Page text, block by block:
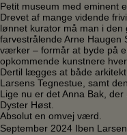
Petit museum med eminent
Drevet af mange vidende
lønnet kurator må man i
farvestrålende Arne
værker – formår at byde på
opkommende kunstnere
Dertil lægges at både
Larsens Tegnestue, samt
Lige nu er det Anna Bak,
Dyster Høst.
Absolut en omvej værd.
September 2024 Iben Larsen